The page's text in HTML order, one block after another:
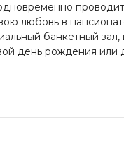
любовь в
банкетный
день рождения или